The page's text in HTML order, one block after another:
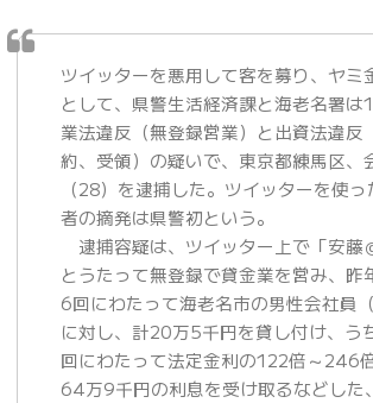
ツイッターを悪用して客を募り、ヤミ
として、県警生活経済課と海老名署は
業法違反（無登録営業）と出資法違反
約、受領）の疑いで、東京都練馬区、
（28）を逮捕した。ツイッターを使
者の摘発は県警初という。
逮捕容疑は、ツイッター上で「安藤
とうたって無登録で貸金業を営み、昨
6回にわたって海老名市の男性会社員
に対し、計20万5千円を貸し付け、う
回にわたって法定金利の122倍～246
64万9千円の利息を受け取るなどした